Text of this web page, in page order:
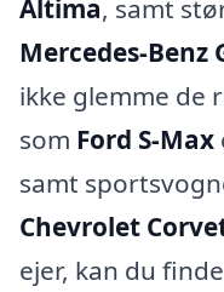
Altima, samt
Mercedes-Benz
ikke glemme de
som Ford S-Max
samt
Chevrolet
ejer, kan du